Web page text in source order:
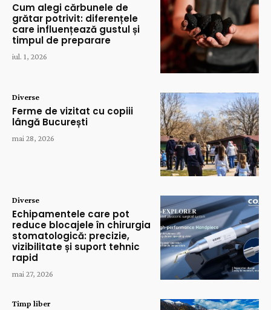
Cum alegi cărbunele de
grătar potrivit: diferențele
care influențează gustul și
timpul de preparare
iul. 1, 2026
Diverse
Ferme de vizitat cu copiii
lângă București
mai 28, 2026
Diverse
Echipamentele care pot
reduce blocajele în chirurgia
stomatologică: precizie,
vizibilitate și suport tehnic
rapid
mai 27, 2026
Timp liber